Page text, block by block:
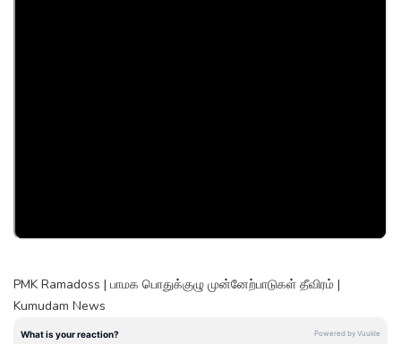
PMK Ramadoss | பாமக பொதுக்குழு முன்னேற்பாடுகள் தீவிரம் |
Kumudam News